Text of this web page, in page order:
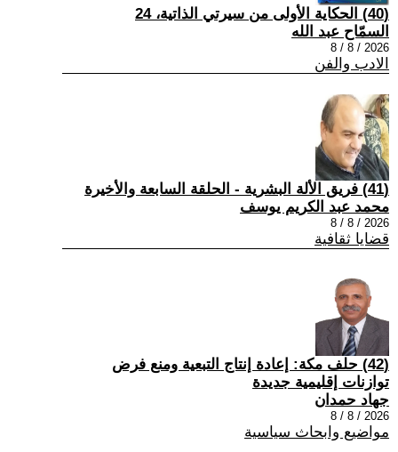
(40) الحكاية الأولى من سيرتي الذاتية، 24
السمّاح عبد الله
2026 / 8 / 8
الادب والفن
(41) فريق الألة البشرية - الحلقة السابعة والأخيرة
محمد عبد الكريم يوسف
2026 / 8 / 8
قضايا ثقافية
(42) حلف مكة: إعادة إنتاج التبعية ومنع فرض
توازنات إقليمية جديدة
جهاد حمدان
2026 / 8 / 8
مواضيع وابحاث سياسية